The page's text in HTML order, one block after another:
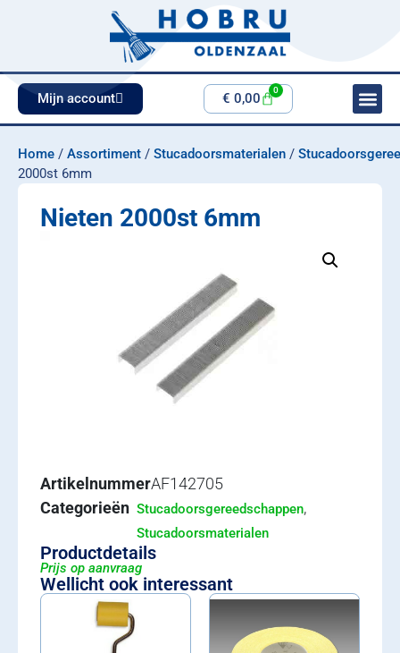
Mijn account € 0,00
0
Home / Assortiment / Stucadoorsmaterialen /
2000st 6mm
Nieten 2000st 6mm
ArtikelnummerAF142705
Categorieën Stucadoorsgereedschappen,
Stucadoorsmaterialen
Productdetails
Prijs op aanvraag
Wellicht ook interessant